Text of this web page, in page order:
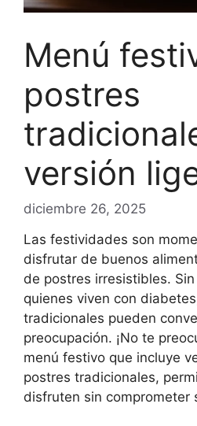
Menú
postres
versión
diciembre 26, 2025
Las festividades son
disfrutar de buenos
de postres irresistibles.
quienes viven con
tradicionales pueden
preocupación. ¡No te
menú festivo que incluye
postres tradicionales,
disfruten sin comprometer